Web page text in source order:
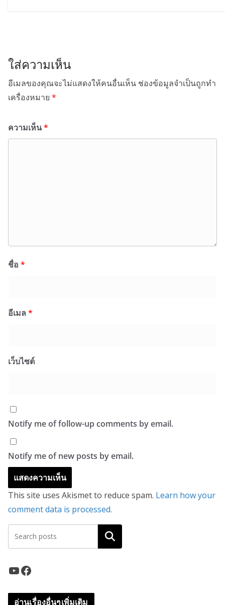
ใส่ความเห็น
อีเมลของคุณจะไม่แสดงให้คนอื่นเห็น ช่องข้อมูลจำเป็นถูกทำ
เครื่องหมาย *
ความเห็น*
ชื่อ *
อีเมล *
เว็บไซต์
Notify me of follow-up comments by email.
Notify me of new posts by email.
This site uses Akismet to reduce spam. Learn how your
comment data is processed.
ค้นหา
YouTube Facebook
อ่านเรื่องอื่นๆเพิ่มเติม